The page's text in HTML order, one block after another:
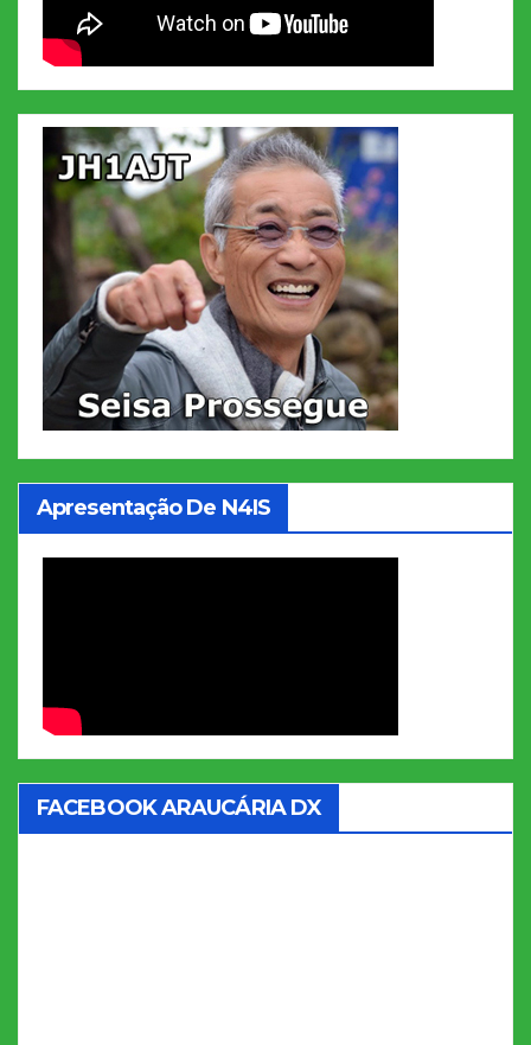
Apresentação De N4IS
FACEBOOK ARAUCÁRIA DX